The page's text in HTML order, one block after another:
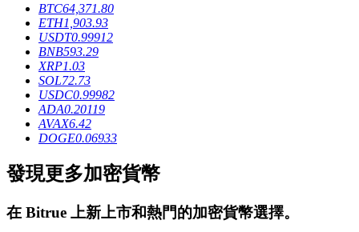
輕鬆獲得多重福利
借貸數字貨幣，及時且安全的服務
BTC64,371.80
ETH1,903.93
USDT0.99912
BNB593.29
XRP1.03
SOL72.73
USDC0.99982
ADA0.20119
AVAX6.42
DOGE0.06933
發現更多加密貨幣
在 Bitrue 上新上市和熱門的加密貨幣選擇。